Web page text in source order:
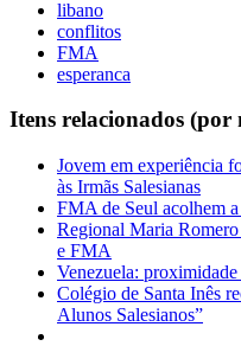
libano
conflitos
FMA
esperanca
Itens relacionados (por
Jovem em experiência
às Irmãs Salesianas
FMA de Seul acolhem
Regional Maria
e FMA
Venezuela:
Colégio de Santa Inês
Alunos Salesianos”